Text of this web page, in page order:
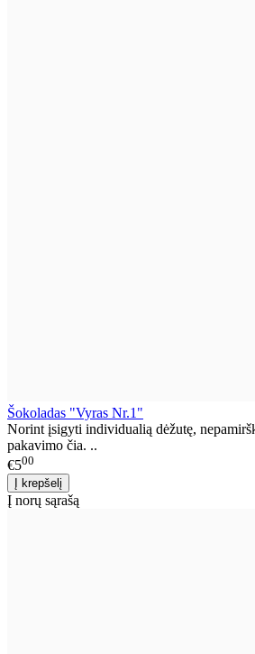
Šokoladas "Vyras Nr.1"
Norint įsigyti individualią dėžutę,
pakavimo čia. ..
€500
Į norų sąrašą